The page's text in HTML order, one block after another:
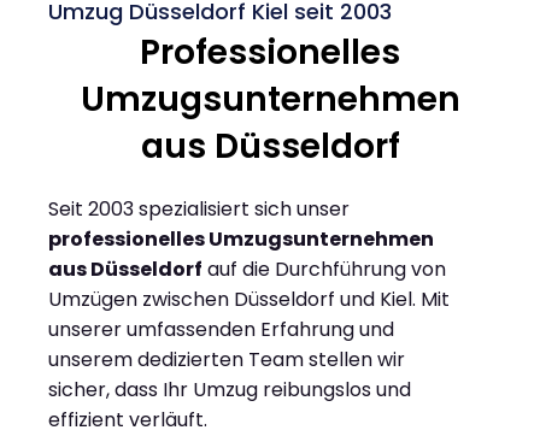
Umzug Düsseldorf Kiel seit 2003
Professionelles
Umzugsunternehmen
aus Düsseldorf
Seit 2003 spezialisiert sich unser
professionelles Umzugsunternehmen
aus Düsseldorf auf die Durchführung von
Umzügen zwischen Düsseldorf und Kiel. Mit
unserer umfassenden Erfahrung und
unserem dedizierten Team stellen wir
sicher, dass Ihr Umzug reibungslos und
effizient verläuft.